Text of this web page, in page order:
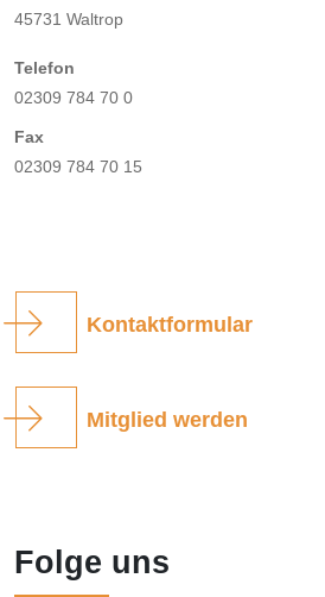
45731 Waltrop
Telefon
02309 784 70 0
Fax
02309 784 70 15
Kontaktformular
Mitglied werden
Folge uns